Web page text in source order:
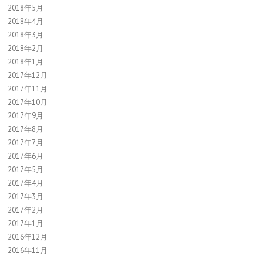
2018年5月
2018年4月
2018年3月
2018年2月
2018年1月
2017年12月
2017年11月
2017年10月
2017年9月
2017年8月
2017年7月
2017年6月
2017年5月
2017年4月
2017年3月
2017年2月
2017年1月
2016年12月
2016年11月